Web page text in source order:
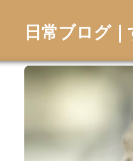
日常ブログ